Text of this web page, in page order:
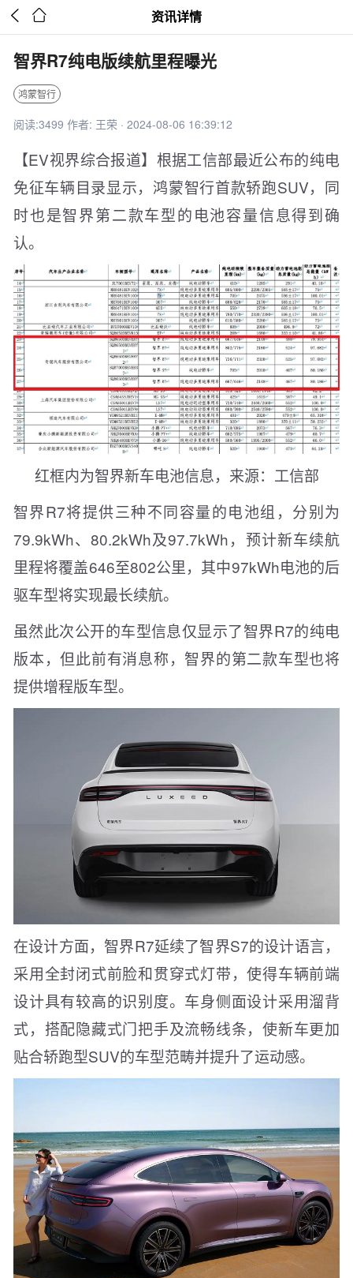
  资讯详情
智界R7纯电版续航里程曝光
鸿蒙智行
阅读:3499 作者: 王荣 · 2024-08-06 16:39:12
【EV视界综合报道】根据工信部最近公布的纯电
免征车辆目录显示，鸿蒙智行首款轿跑SUV，同
时也是智界第二款车型的电池容量信息得到确
认。
红框内为智界新车电池信息，来源：工信部
智界R7将提供三种不同容量的电池组，分别为
79.9kWh、80.2kWh及97.7kWh，预计新车续航
里程将覆盖646至802公里，其中97kWh电池的后
驱车型将实现最长续航。
虽然此次公开的车型信息仅显示了智界R7的纯电
版本，但此前有消息称，智界的第二款车型也将
提供增程版车型。
在设计方面，智界R7延续了智界S7的设计语言，
采用全封闭式前脸和贯穿式灯带，使得车辆前端
设计具有较高的识别度。车身侧面设计采用溜背
式，搭配隐藏式门把手及流畅线条，使新车更加
贴合轿跑型SUV的车型范畴并提升了运动感。